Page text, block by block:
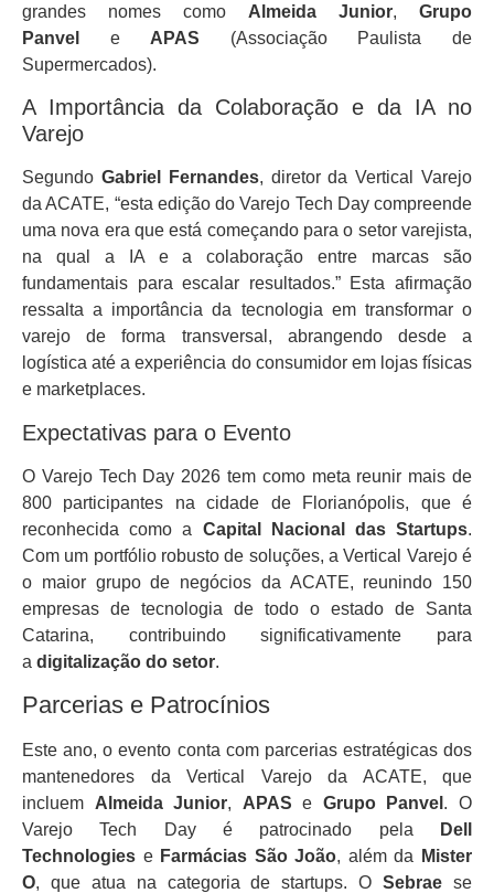
grandes nomes como Almeida Junior, Grupo
Panvel
e APAS (Associação Paulista de
Supermercados).
A Importância da Colaboração e da IA no
Varejo
Segundo Gabriel Fernandes, diretor da Vertical Varejo
da ACATE, “esta edição do Varejo Tech Day compreende
uma nova era que está começando para o setor varejista,
na qual a IA e a colaboração entre marcas são
fundamentais para escalar resultados.” Esta afirmação
ressalta a importância da tecnologia em transformar o
varejo de forma transversal, abrangendo desde a
logística até a experiência do consumidor em lojas físicas
e marketplaces.
Expectativas para o Evento
O Varejo Tech Day 2026 tem como meta reunir mais de
800 participantes na cidade de Florianópolis, que é
reconhecida como a Capital Nacional das Startups.
Com um portfólio robusto de soluções, a Vertical Varejo é
o maior grupo de negócios da ACATE, reunindo 150
empresas de tecnologia de todo o estado de Santa
Catarina, contribuindo significativamente para
a digitalização do setor.
Parcerias e Patrocínios
Este ano, o evento conta com parcerias estratégicas dos
mantenedores da Vertical Varejo da ACATE, que
incluem Almeida Junior, APAS e Grupo Panvel . O
Varejo Tech Day é patrocinado pela
Dell
Technologies e Farmácias São João, além da
Mister
O, que atua na categoria de startups. OSebrae se